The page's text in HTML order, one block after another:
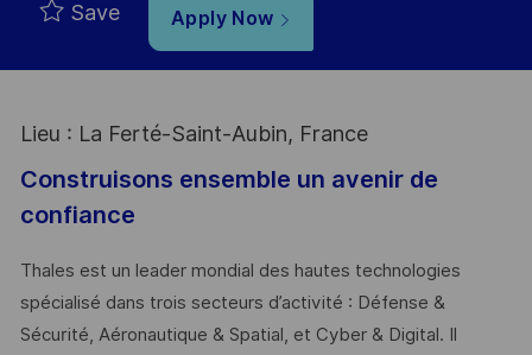
Save Apply Now
Lieu : La Ferté-Saint-Aubin, France
Construisons ensemble un avenir de
confiance
Thales est un leader mondial des hautes technologies
spécialisé dans trois secteurs d’activité : Défense &
Sécurité, Aéronautique & Spatial, et Cyber & Digital. Il